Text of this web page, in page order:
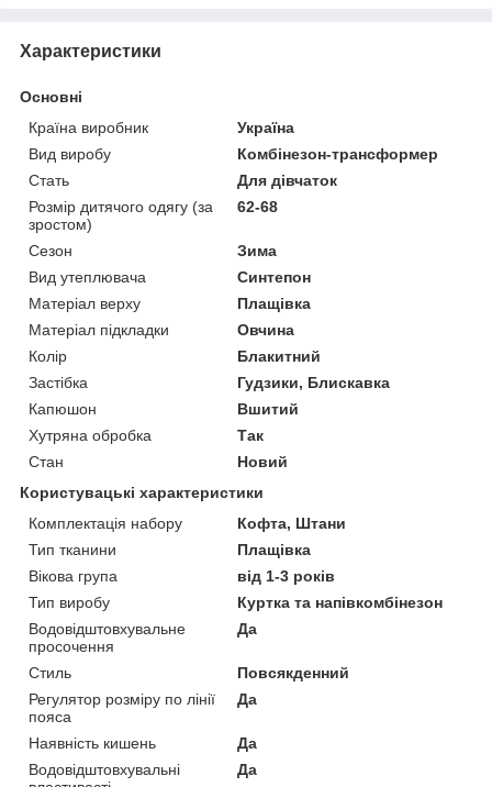
Характеристики
Основні
Країна виробник
Україна
Вид виробу
Комбінезон-трансформер
Стать
Для дівчаток
Розмір дитячого одягу (за
зростом)
62-68
Сезон
Зима
Вид утеплювача
Синтепон
Матеріал верху
Плащівка
Матеріал підкладки
Овчина
Колір
Блакитний
Застібка
Гудзики, Блискавка
Капюшон
Вшитий
Хутряна обробка
Так
Стан
Новий
Користувацькі характеристики
Комплектація набору
Кофта, Штани
Тип тканини
Плащівка
Вікова група
від 1-3 років
Тип виробу
Куртка та напівкомбінезон
Водовідштовхувальне
просочення
Да
Стиль
Повсякденний
Регулятор розміру по лінії
пояса
Да
Наявність кишень
Да
Водовідштовхувальні
Да